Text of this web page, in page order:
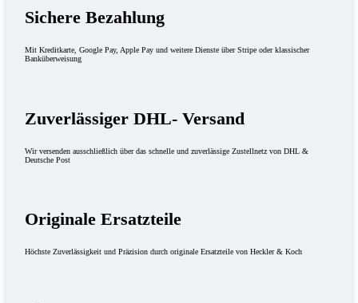
Sichere Bezahlung
Mit Kreditkarte, Google Pay, Apple Pay und weitere Dienste über Stripe oder klassischer
Banküberweisung
Zuverlässiger DHL- Versand
Wir versenden ausschließlich über das schnelle und zuverlässige Zustellnetz von DHL &
Deutsche Post
Originale Ersatzteile
Höchste Zuverlässigkeit und Präzision durch originale Ersatzteile von Heckler & Koch